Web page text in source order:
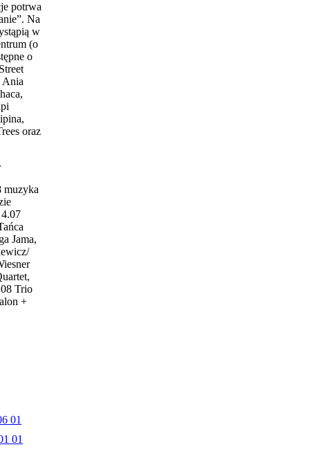
potrwa
Na
w
(o
o
Ania
oraz
muzyka
Jama,
Trio
+